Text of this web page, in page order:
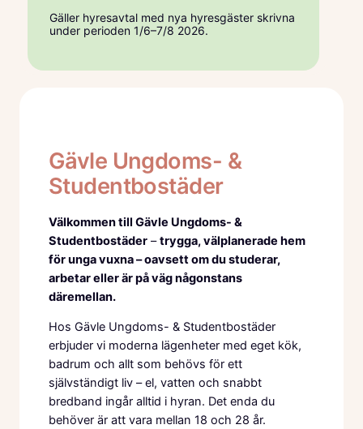
Gäller hyresavtal med nya hyresgäster skrivna
under perioden 1/6–7/8 2026.
Gävle Ungdoms- &
Studentbostäder
Välkommen till Gävle Ungdoms- &
Studentbostäder–trygga, välplanerade hem
för unga vuxna – oavsett om du studerar,
arbetar eller är på väg någonstans
däremellan.
Hos Gävle Ungdoms- & Studentbostäder
erbjuder vi moderna lägenheter med eget kök,
badrum och allt som behövs för ett
självständigt liv – el, vatten och snabbt
bredband ingår alltid i hyran. Det enda du
behöver är att vara mellan 18 och 28 år.